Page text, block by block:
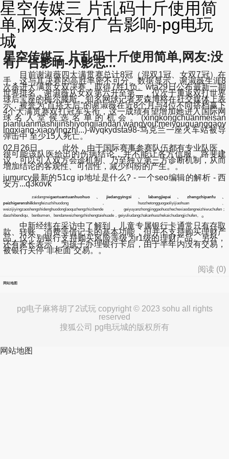
星空传媒三 片乱码十斤使用简
单,网友:没有广告影响-pg电玩
城
星空传媒三 片乱码十斤使用简单,网友:没
有广告影响-小影志...
目前谢淑薇四大满贯赛总计8冠（混双1冠、女双7冠）在
手，这与其决赛的高胜率密不可分。数据显示，谢淑薇生涯8
次杀进大满贯女双决赛，取得7胜1负。wta29日公布最新一期
世界排名，谢淑薇从女双第六升至第二，仅次于重返双打世界
球后宝座的梅尔滕斯。知名网球记者罗森博格在社交媒体上表
示，被誉为“百搭天后”的谢淑薇在近8个月与4位不同搭档赢下
4个大满贯赛双打冠军头衔，这一成绩有望增加她进入国际网
球名人堂候选名单的机会。(xingkongchuanmeisan
pianluanmashijinshiyongjiandan,wangyou:meiyouguanggaoy
ingxiang-xiaoyingzhi...)-wyqkydsta98-乌克兰一座火车站被导
弹击中 至少15人死亡。
02月26日， 此外，由于国际赛事参赛队伍都有专业队医，
很可能该队医给出的伤病结论，并不能让各方信服。路斐建
议，可以引入双方会诊机制、乃至独立第三方诊断机制，从而
增加结论的客观性、可信性，减少纠纷的产生。。
jumurcy最新的51cg ip地址是什么? - 一个seo编辑的解析 - 西
安方...q3kovk
zaidangneigaotuantuanhuohuo、jiedangyingsi、labangjiepai、zhengzhipanfu、
peizhigerenshilidengfeizuzhihuodong，huozhetongguogaoliyijiaohuan、
weizijiyingzaoshengshidenghuodonglaoquzhengzhizibende，geiyuyanzhongjinggaohuozhechexiaodangneizhiwuchufen；
daozhibendiqu、benbumen、bendanweizhengzhishengtaiehuade，geiyuliudangchakanhuozhekaichudangjichufen。
。
中新经纬在采访中了解到，儿童专属银行卡通常只有存取
款、转账、消费等借记卡的基本功能，但并不支持购买理财产
品，仅个别银行支持购买风险等级为r1级的理财产品。另外，
还有家长表示，为孩子办理银行卡后，由于半年内没有交易，
被银行关停“非柜面”交易。。
阅读 (0)
网站地图
pg电子麻将胡了2试玩 copyright © 2023 sohu all rights
reserved
搜狐公司 pg电玩城的版权所有
网站地图